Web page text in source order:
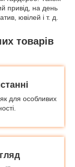
привід, на день
ювілей і т. д.
товарів
для особливих